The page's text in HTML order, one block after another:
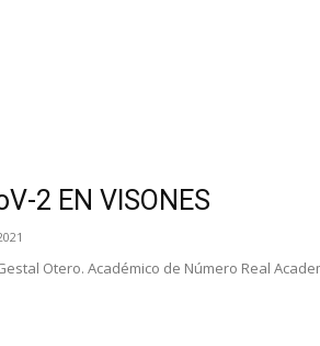
Farmacia
2 EN VISONES
Otero. Académico de Número Real